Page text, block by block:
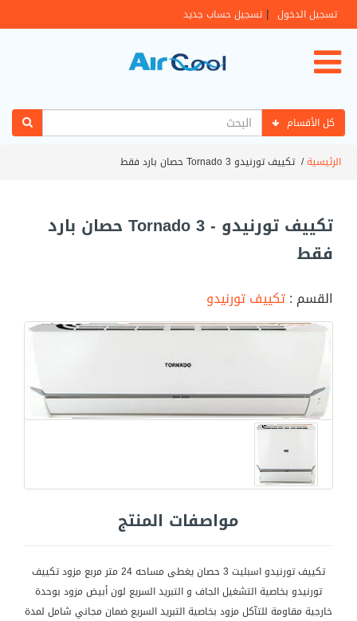
تسجيل الدخول | تسجيل حساب جديد
كل الأقسام
الرئيسية/تكييف تورنيدو Tornado 3 حصان بارد فقط
تكييف تورنيدو - Tornado 3 حصان بارد
فقط
القسم :تكييف تورنيدو
مواصفات المنتج
تكييف تورنيدو اسبليت 3 حصان يغطى مساحه 24 متر مربع مزود تكييف
تورنيدو بخاصية التشغيل الجاف و التبريد السريع لون أبيض مزود بوحدة
خارجية مقاومة للتآكل مزود بخاصية التبريد السريع ضمان مجاني شامل لمدة